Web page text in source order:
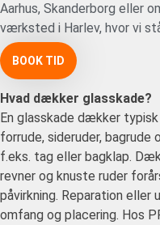
Aarhus, Skanderborg eller
værksted i Harlev, hvor vi
BOOK TID
Hvad dækker glasskade?
En glasskade dækker
forrude, sideruder,
f.eks. tag eller bagklap.
revner og knuste ruder
påvirkning. Reparation
omfang og placering. Hos